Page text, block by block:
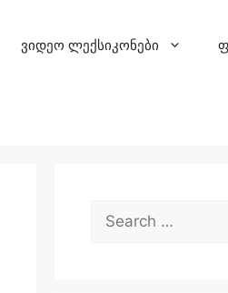
ვიდეო ლექსიკონები